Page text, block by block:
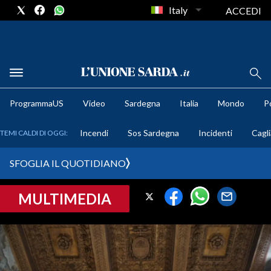
METEO
CRONACA SARDEGNA
PROVINCIA DI CAGLIARI
SULCIS IGLESIENTE
Italy ACCEDI
ProgrammaUS Video Sardegna Italia Mondo
TEMI CALDI DI OGGI: Incendi Sos Sardegna Incidenti
SFOGLIA IL QUOTIDIANO
MULTIMEDIA